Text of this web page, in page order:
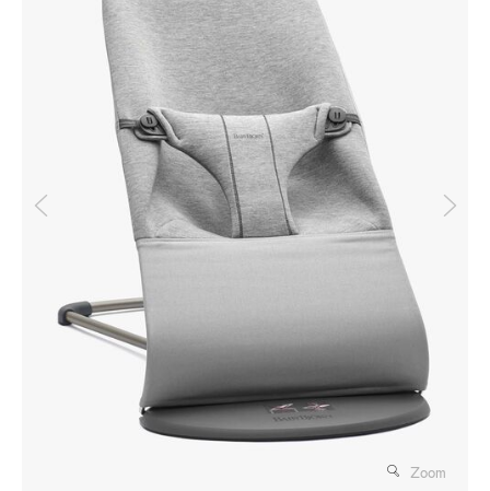
Zoom